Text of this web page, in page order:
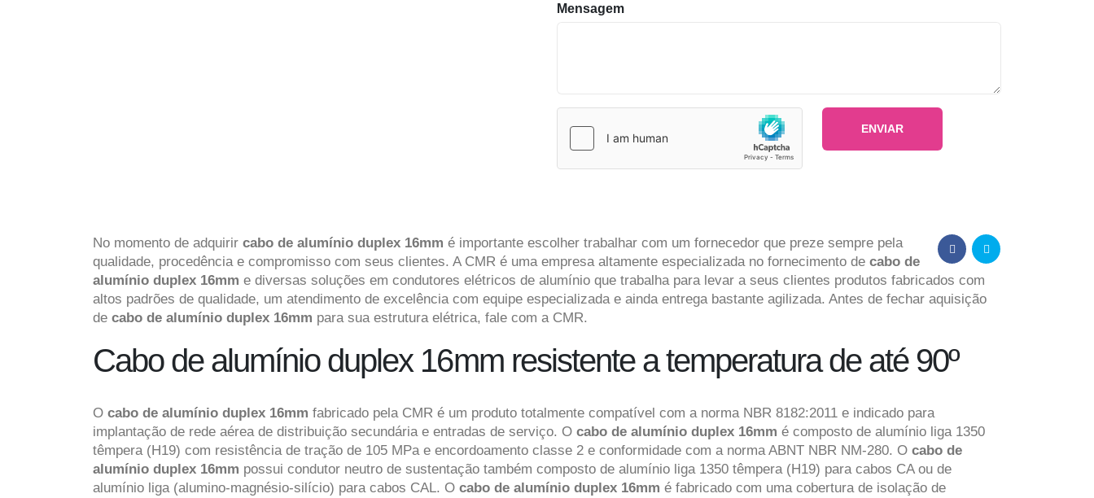
Mensagem
No momento de adquirir cabo de alumínio duplex 16mm é importante escolher trabalhar com um fornecedor que preze sempre pela
qualidade, procedência e compromisso com seus clientes. A CMR é uma empresa altamente especializada no fornecimento de cabo de
alumínio duplex 16mm e diversas soluções em condutores elétricos de alumínio que trabalha para levar a seus clientes produtos fabricados com
altos padrões de qualidade, um atendimento de excelência com equipe especializada e ainda entrega bastante agilizada. Antes de fechar aquisição
de cabo de alumínio duplex 16mm para sua estrutura elétrica, fale com a CMR.
Cabo de alumínio duplex 16mm resistente a temperatura de até 90º
O cabo de alumínio duplex 16mm fabricado pela CMR é um produto totalmente compatível com a norma NBR 8182:2011 e indicado para
implantação de rede aérea de distribuição secundária e entradas de serviço. O cabo de alumínio duplex 16mm é composto de alumínio liga 1350
têmpera (H19) com resistência de tração de 105 MPa e encordoamento classe 2 e conformidade com a norma ABNT NBR NM-280. O cabo de
alumínio duplex 16mm possui condutor neutro de sustentação também composto de alumínio liga 1350 têmpera (H19) para cabos CA ou de
alumínio liga (alumino-magnésio-silício) para cabos CAL. O cabo de alumínio duplex 16mm é fabricado com uma cobertura de isolação de